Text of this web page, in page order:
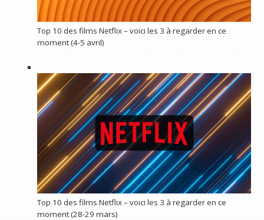
Top 10 des films Netflix – voici les 3 à regarder en ce
moment (4-5 avril)
Top 10 des films Netflix – voici les 3 à regarder en ce
moment (28-29 mars)